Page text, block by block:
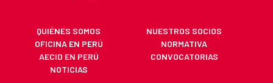
QUIÉNES SOMOS
NUESTROS SOCIOS
OFICINA EN PERÚ
NORMATIVA
AECID EN PERÚ
CONVOCATORIAS
NOTICIAS